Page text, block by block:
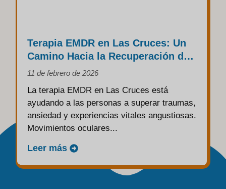
Terapia EMDR en Las Cruces: Un
Camino Hacia la Recuperación de
Traumas y la Sanación Emocional
11 de febrero de 2026
La terapia EMDR en Las Cruces está
ayudando a las personas a superar traumas,
ansiedad y experiencias vitales angustiosas.
Movimientos oculares...
Leer más